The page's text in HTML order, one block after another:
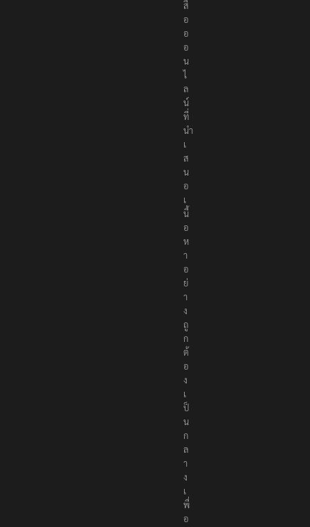
ป็
น
สื่
อ
อ
อ
น
ไ
ล
น์
ที่
นำ
เ
ส
น
อ
เ
นื้
อ
ห
า
อ
ย่
า
ง
ถู
ก
ต้
อ
ง
เ
ป็
น
ก
ล
า
ง
เ